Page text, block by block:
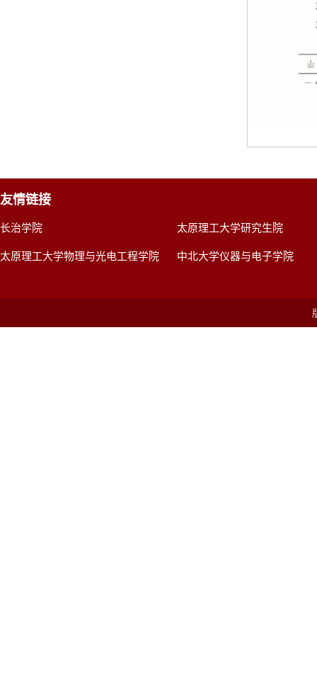
友情链接
长治学院 太原理工大学研究生院
太原理工大学物理与光电工程学院 中北大学仪器与电子学院